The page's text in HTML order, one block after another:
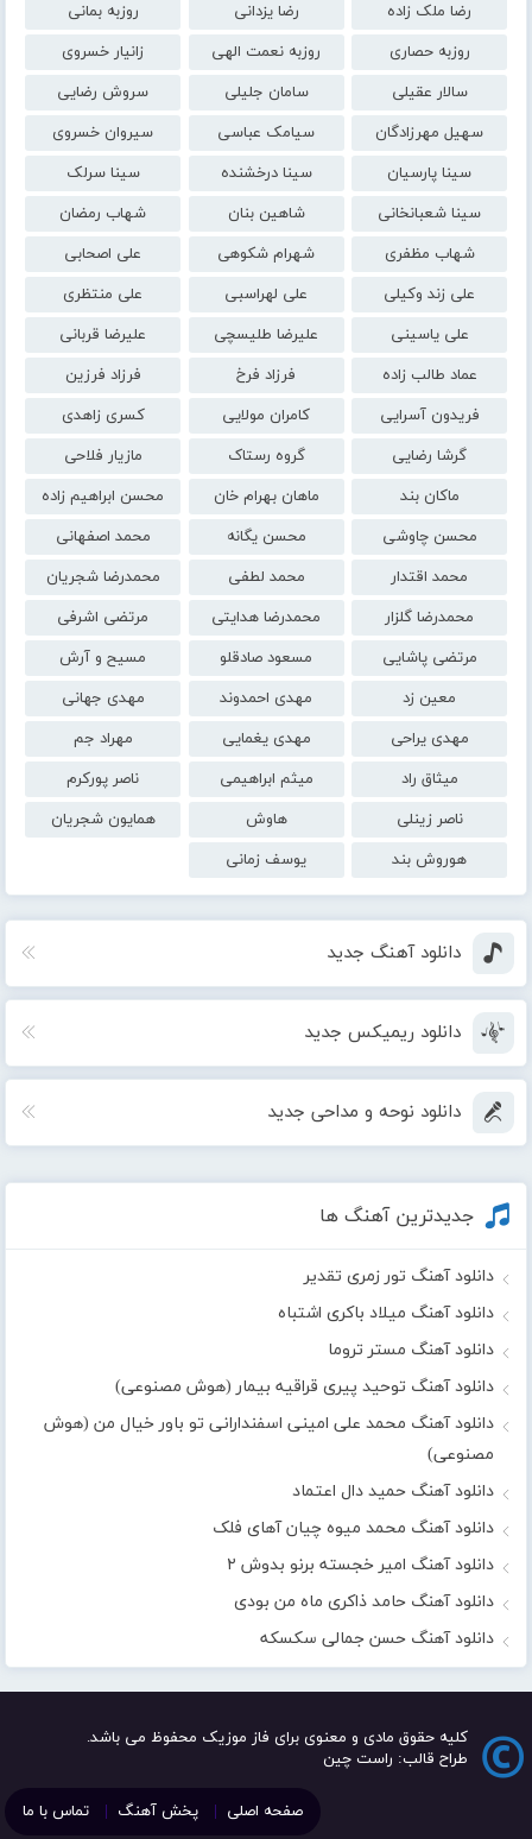
رضا ملک زاده
رضا یزدانی
روزبه بمانی
روزبه حصاری
روزبه نعمت الهی
زانیار خسروی
سالار عقیلی
سامان جلیلی
سروش رضایی
سهیل مهرزادگان
سیامک عباسی
سیروان خسروی
سینا پارسیان
سینا درخشنده
سینا سرلک
سینا شعبانخانی
شاهین بنان
شهاب رمضان
شهاب مظفری
شهرام شکوهی
علی اصحابی
علی زند وکیلی
علی لهراسبی
علی منتظری
علی یاسینی
علیرضا طلیسچی
علیرضا قربانی
عماد طالب زاده
فرزاد فرخ
فرزاد فرزین
فریدون آسرایی
کامران مولایی
کسری زاهدی
گرشا رضایی
گروه رستاک
مازیار فلاحی
ماکان بند
ماهان بهرام خان
محسن ابراهیم زاده
محسن چاوشی
محسن یگانه
محمد اصفهانی
محمد اقتدار
محمد لطفی
محمدرضا شجریان
محمدرضا گلزار
محمدرضا هدایتی
مرتضی اشرفی
مرتضی پاشایی
مسعود صادقلو
مسیح و آرش
معین زد
مهدی احمدوند
مهدی جهانی
مهدی یراحی
مهدی یغمایی
مهراد جم
میثاق راد
میثم ابراهیمی
ناصر پورکرم
ناصر زینلی
هاوش
همایون شجریان
هوروش بند
یوسف زمانی
دانلود آهنگ جدید
دانلود ریمیکس جدید
دانلود نوحه و مداحی جدید
جدیدترین آهنگ ها
دانلود آهنگ تور زمری تقدیر
دانلود آهنگ میلاد باکری اشتباه
دانلود آهنگ مستر تروما
دانلود آهنگ توحید پیری قراقیه بیمار (هوش مصنوعی)
دانلود آهنگ محمد علی امینی اسفندارانی تو باور خیال من (هوش
مصنوعی)
دانلود آهنگ حمید دال اعتماد
دانلود آهنگ محمد میوه چیان آهای فلک
دانلود آهنگ امیر خجسته برنو بدوش ۲
دانلود آهنگ حامد ذاکری ماه من بودی
دانلود آهنگ حسن جمالی سکسکه
کلیه حقوق مادی و معنوی برای فاز موزیک محفوظ می باشد.
طراح قالب: راست چین
صفحه اصلی پخش آهنگ تماس با ما